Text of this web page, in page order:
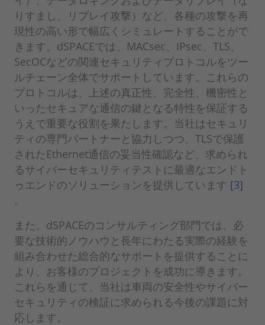
りすまし、リプレイ攻撃）など、各種の攻撃を再
現性の高い形で幅広くシミュレートすることがで
きます。dSPACEでは、MACsec、IPsec、TLS、
SecOCなどの関連セキュリティプロトコルをツー
ルチェーン全体でサポートしています。これらの
プロトコルは、上述の真正性、完全性、機密性と
いったセキュアな通信の鍵となる特性を保証する
うえで重要な役割を果たします。当社はセキュリ
ティの専門パートナーと協力しつつ、TLSで保護
されたEthernet通信の妥当性確認など、求められ
るサイバーセキュリティテストに最適なエンドト
ゥエンドのソリューションを提供しています [3]
。
また、dSPACEのコンサルティング部門では、必
要な技術的ノウハウと長年にわたる実際の経験を
組み合わせた総合的なサポートを提供することに
より、お客様のプロジェクトを成功に導きます。
これらを通じて、当社は車両の安全性やサイバー
セキュリティの検証に求められる今後の課題に対
応します。